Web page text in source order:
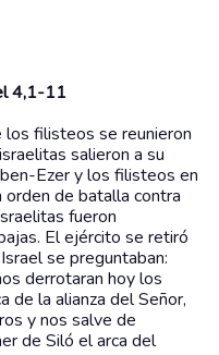
4,1-11
los filisteos se reunieron
salieron a su
Ezer y los filisteos en
de batalla contra
fueron
El ejército se retiró
se preguntaban:
derrotaran hoy los
de la alianza del Señor,
y nos salve de
de Siló el arca del